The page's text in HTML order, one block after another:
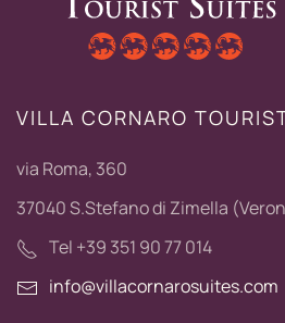
VILLA CORNARO
via Roma, 360
37040 S.Stefano di Zimella
Tel +39 351 90 77 014
info@villacornarosuites.com